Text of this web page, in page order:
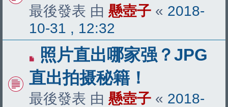
最後發表 由 懸壺子 « 2018-
10-31 , 12:32
照片直出哪家强？JPG
直出拍摄秘籍！
最後發表 由 懸壺子 « 2018-